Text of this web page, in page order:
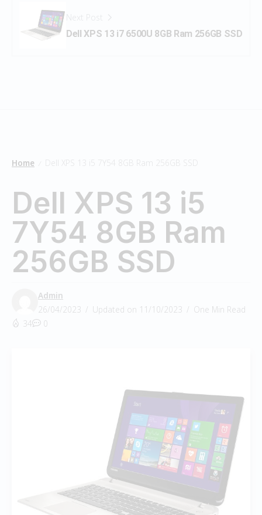
Next Post
Dell XPS 13 i7 6500U 8GB Ram 256GB SSD
Home Dell XPS 13 i5 7Y54 8GB Ram 256GB SSD
Dell XPS 13 i5
7Y54 8GB Ram
256GB SSD
Admin
26/04/2023
Updated on 11/10/2023
One Min Read
34
0